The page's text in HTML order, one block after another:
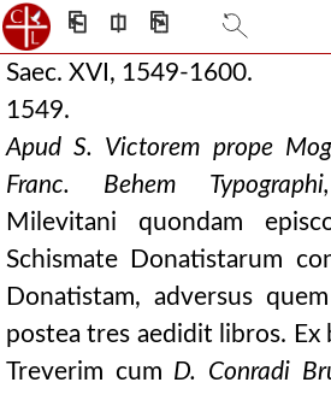
⎗ ⎅ ⎘
Saec. XVI, 1549-1600.
1549.
Apud S. Victorem prope
Franc. Behem Typographi,
Milevitani quondam
Schismate Donatistarum
Donatistam, adversus
postea tres aedidit libros. Ex
Treverim cum D. Conradi